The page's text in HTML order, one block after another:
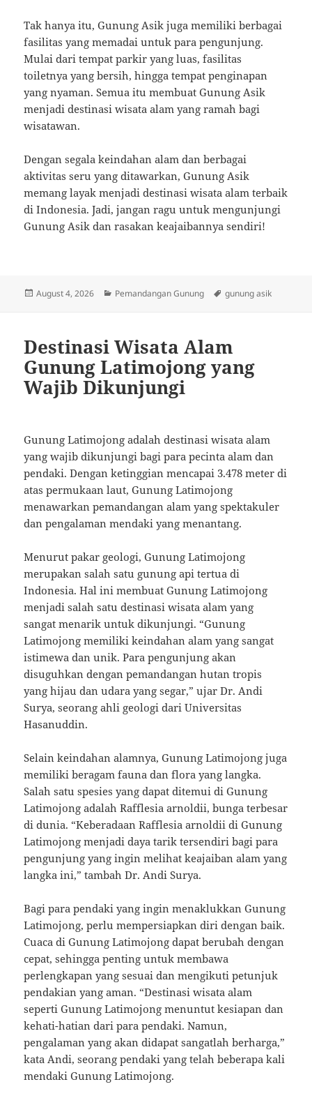
Tak hanya itu, Gunung Asik juga memiliki berbagai
fasilitas yang memadai untuk para pengunjung.
Mulai dari tempat parkir yang luas, fasilitas
toiletnya yang bersih, hingga tempat penginapan
yang nyaman. Semua itu membuat Gunung Asik
menjadi destinasi wisata alam yang ramah bagi
wisatawan.
Dengan segala keindahan alam dan berbagai
aktivitas seru yang ditawarkan, Gunung Asik
memang layak menjadi destinasi wisata alam terbaik
di Indonesia. Jadi, jangan ragu untuk mengunjungi
Gunung Asik dan rasakan keajaibannya sendiri!
Posted
August 4, 2026 Categories
Pemandangan Gunung Tags
gunung asik
Destinasi Wisata Alam
Gunung Latimojong yang
Wajib Dikunjungi
Gunung Latimojong adalah destinasi wisata alam
yang wajib dikunjungi bagi para pecinta alam dan
pendaki. Dengan ketinggian mencapai 3.478 meter di
atas permukaan laut, Gunung Latimojong
menawarkan pemandangan alam yang spektakuler
dan pengalaman mendaki yang menantang.
Menurut pakar geologi, Gunung Latimojong
merupakan salah satu gunung api tertua di
Indonesia. Hal ini membuat Gunung Latimojong
menjadi salah satu destinasi wisata alam yang
sangat menarik untuk dikunjungi. “Gunung
Latimojong memiliki keindahan alam yang sangat
istimewa dan unik. Para pengunjung akan
disuguhkan dengan pemandangan hutan tropis
yang hijau dan udara yang segar,” ujar Dr. Andi
Surya, seorang ahli geologi dari Universitas
Hasanuddin.
Selain keindahan alamnya, Gunung Latimojong juga
memiliki beragam fauna dan flora yang langka.
Salah satu spesies yang dapat ditemui di Gunung
Latimojong adalah Rafflesia arnoldii, bunga terbesar
di dunia. “Keberadaan Rafflesia arnoldii di Gunung
Latimojong menjadi daya tarik tersendiri bagi para
pengunjung yang ingin melihat keajaiban alam yang
langka ini,” tambah Dr. Andi Surya.
Bagi para pendaki yang ingin menaklukkan Gunung
Latimojong, perlu mempersiapkan diri dengan baik.
Cuaca di Gunung Latimojong dapat berubah dengan
cepat, sehingga penting untuk membawa
perlengkapan yang sesuai dan mengikuti petunjuk
pendakian yang aman. “Destinasi wisata alam
seperti Gunung Latimojong menuntut kesiapan dan
kehati-hatian dari para pendaki. Namun,
pengalaman yang akan didapat sangatlah berharga,”
kata Andi, seorang pendaki yang telah beberapa kali
mendaki Gunung Latimojong.